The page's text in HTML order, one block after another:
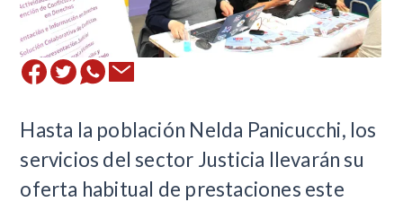
​Hasta la población Nelda Panicucchi, los
servicios del sector Justicia llevarán su
oferta habitual de prestaciones este